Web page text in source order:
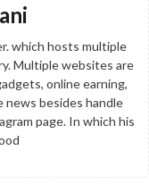
which hosts multiple
Multiple websites are
online earning,
news besides handle
page. In which his